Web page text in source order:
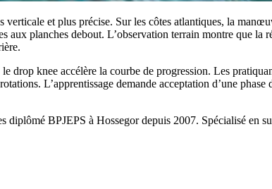
verticale et plus précise. Sur les côtes atlantiques, la
aux planches debout. L’observation terrain montre que
drop knee accélère la courbe de progression. Les
L’apprentissage demande acceptation d’une
diplômé BPJEPS à Hossegor depuis 2007. Spécialisé en